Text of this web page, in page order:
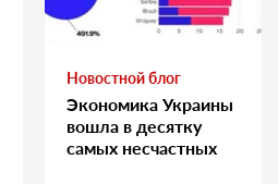
Новостной блог
Экономика Украины
вошла в десятку
самых несчастных